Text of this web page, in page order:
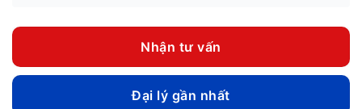
Nhận tư vấn
Đại lý gần nhất